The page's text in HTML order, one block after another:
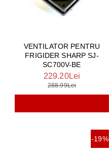
VENTILATOR PENTRU
FRIGIDER SHARP SJ-
SC700V-BE
229.20Lei
288.99Lei
-19%